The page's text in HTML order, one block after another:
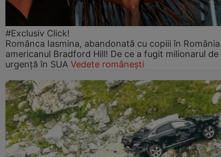
#Exclusiv Click!
Românca Iasmina, abandonată cu copiii în
americanul Bradford Hill! De ce a fugit milionarul de
urgență în SUA Vedete românești